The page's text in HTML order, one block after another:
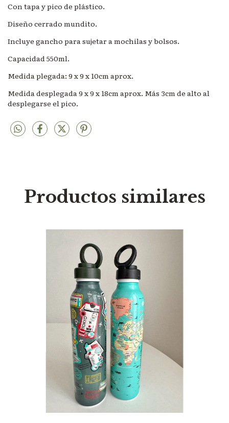
Con tapa y pico de plástico.
Diseño cerrado mundito.
Incluye gancho para sujetar a mochilas y bolsos.
Capacidad 550ml.
Medida plegada: 9 x 9 x 10cm aprox.
Medida desplegada 9 x 9 x 18cm aprox. Más 3cm de alto al
desplegarse el pico.
Productos similares